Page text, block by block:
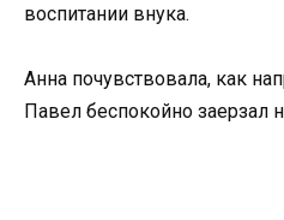
воспитании внука.
Анна почувствовала, как
Павел беспокойно заерзал